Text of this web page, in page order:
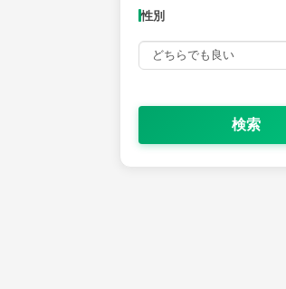
性別
検索